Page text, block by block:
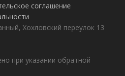
соглашение
Хохловский переулок 13
при указании обратной